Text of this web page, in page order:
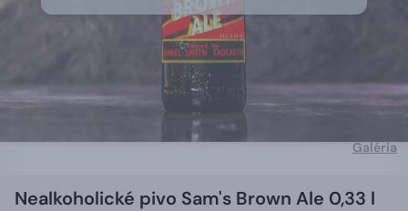
Galéria
Nealkoholické pivo Sam's Brown Ale 0,33 l